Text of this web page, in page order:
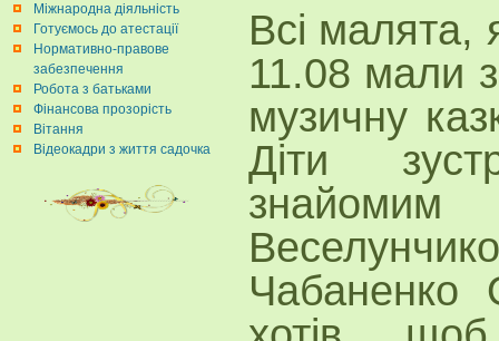
Міжнародна діяльність
Готуємось до атестації
Нормативно-правове
забезпечення
Робота з батьками
Фінансова прозорість
Вітання
Відеокадри з життя садочка
Всі малята,
11.08 мали
музичну
Діти